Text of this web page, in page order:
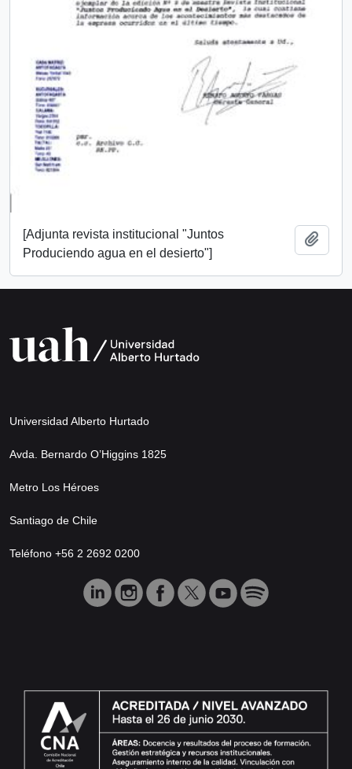
[Adjunta revista institucional "Juntos
Produciendo agua en el desierto"]
Universidad Alberto Hurtado
Avda. Bernardo O’Higgins 1825
Metro Los Héroes
Santiago de Chile
Teléfono +56 2 2692 0200